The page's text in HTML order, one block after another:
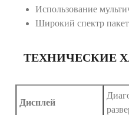
Использование
Широкий спектр
ТЕХНИЧЕСКИЕ
Дисплей